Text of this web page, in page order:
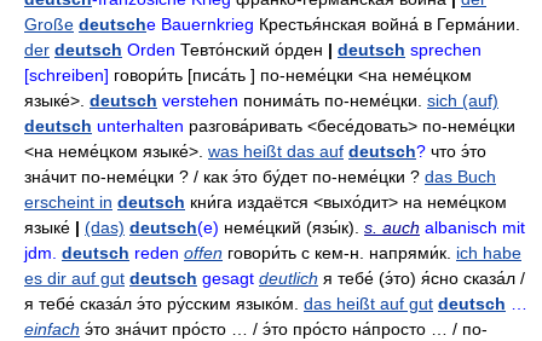
Große deutsche Bauernkrieg Крестья́нская война́ в Герма́нии
der deutsch Orden Тевто́нский о́рден | deutsch sprechen
[schreiben] говори́ть [писа́ть ] по-неме́цки <на неме́цком
языке́>. deutsch verstehen понима́ть по-неме́цки sich (auf)
deutsch unterhalten разгова́ривать <бесе́довать> по-неме́цки
<на неме́цком языке́>. was heißt das auf deutsch? что э́то
зна́чит по-неме́цки ? / как э́то бу́дет по-неме́цки ? das Buch
erscheint in deutsch кни́га издаётся <выхо́дит> на неме́цком
языке́ | (das) deutsch(e) неме́цкий (язы́к). s. auch albanisch mit
jdm. deutsch reden offen говори́ть с кем-н напрями́к ich habe
es dir auf gut deutsch gesagt deutlich я тебе́ (э́то) я́сно сказа́л /
я тебе́ сказа́л э́то ру́сским языко́м das heißt auf gut deutsch
einfach э́то зна́чит про́сто … / э́то про́сто на́просто … / по-